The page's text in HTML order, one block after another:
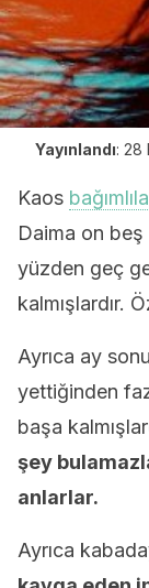
Yayınlandı: 28
Kaos
Daima on
yüzden geç
kalmışlardır.
Ayrıca ay
yettiğinden
başa
şey
anlarlar.
Ayrıca